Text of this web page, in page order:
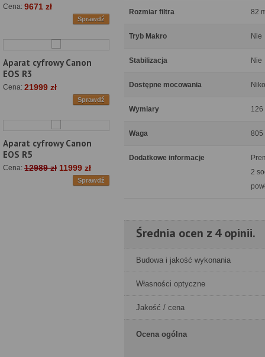
Cena: 9671 zł
Sprawdź
Aparat cyfrowy Canon
EOS R3
Cena: 21999 zł
Sprawdź
Aparat cyfrowy Canon
EOS R5
Cena: 12989 zł 11999 zł
Sprawdź
Rozmiar filtra 82
Tryb Makro Nie
Stabilizacja Nie
Dostępne mocowania
Wymiary 126
Waga 805
Dodatkowe informacje
2
Średnia ocen z 4 opinii.
Budowa i jakość wykonania
Własności optyczne
Jakość / cena
Ocena ogólna